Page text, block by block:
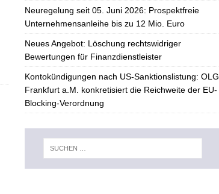
Neuregelung seit 05. Juni 2026: Prospektfreie
Unternehmensanleihe bis zu 12 Mio. Euro
Neues Angebot: Löschung rechtswidriger
Bewertungen für Finanzdienstleister
Kontokündigungen nach US-Sanktionslistung: OLG
Frankfurt a.M. konkretisiert die Reichweite der EU-
Blocking-Verordnung